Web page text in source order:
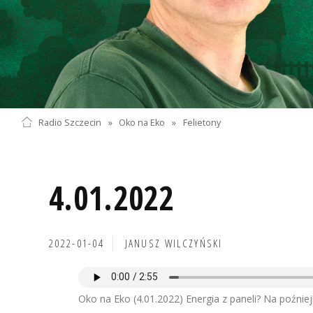
Radio Szczecin » Oko na Eko » Felietony
4.01.2022
2022-01-04 JANUSZ WILCZYŃSKI
Oko na Eko (4.01.2022) Energia z paneli? Na